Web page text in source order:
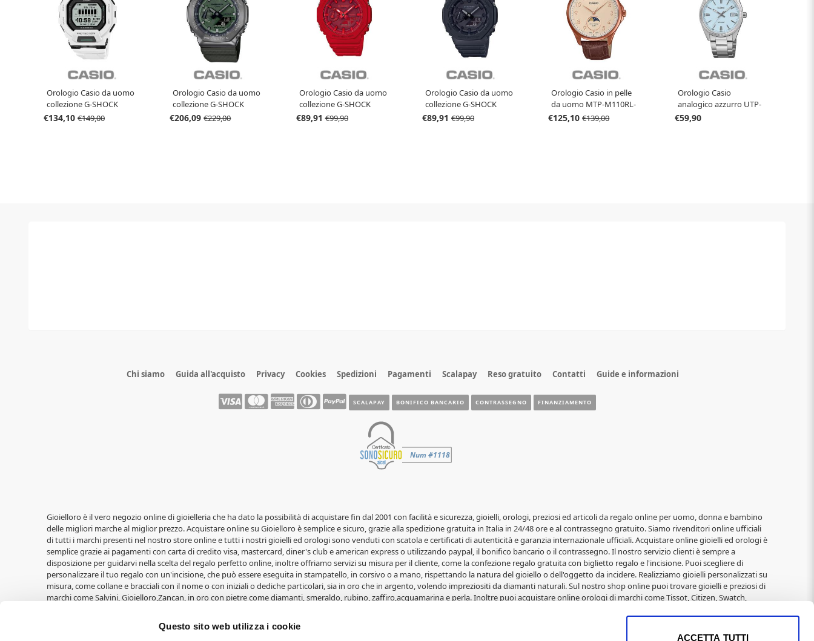
Questo sito web utilizza i cookie
ACCETTA TUTTI
Orologio Casio da uomo
collezione G-SHOCK
GBD-200-7
€134,10 €149,00
Orologio Casio da uomo
collezione G-SHOCK
€206,09€229,00
Orologio Casio da uomo
collezione G-SHOCK
Classic rosso
€89,91€99,90
Orologio Casio da uomo
collezione G-SHOCK
Classic nero
€89,91 €99,90
Orologio Casio in pelle
da uomo MTP-M110RL-
5AV
€125,10€139,00
Orologio Casio
analogico azzurro UTP-
1302PD-2A2
€59,90
Chi siamo Guida all'acquisto Privacy Cookies Spedizioni Pagamenti Scalapay Reso gratuito Contatti Guide e informazioni
SCALAPAY BONIFICO BANCARIO CONTRASSEGNO FINANZIAMENTO
Gioielloro è il vero negozio online di gioielleria che ha dato la possibilità di acquistare fin dal 2001 con facilità e sicurezza, gioielli, orologi, preziosi ed articoli da regalo online per uomo, donna e bambino
delle migliori marche al miglior prezzo. Acquistare online su Gioielloro è semplice e sicuro, grazie alla spedizione gratuita in Italia in 24/48 ore e al contrassegno gratuito. Siamo rivenditori online ufficiali
di tutti i marchi presenti nel nostro store online e tutti i nostri gioielli ed orologi sono venduti con scatola e certificati di autenticità e garanzia internazionale ufficiali. Acquistare online gioielli ed orologi è
semplice grazie ai pagamenti con carta di credito visa, mastercard, diner's club e american express o utilizzando paypal, il bonifico bancario o il contrassegno. Il nostro servizio clienti è sempre a
disposizione per guidarvi nella scelta del regalo perfetto online, inoltre offriamo servizi su misura per il cliente, come la confezione regalo gratuita con biglietto regalo e l'incisione. Puoi scegliere di
personalizzare il tuo regalo con un'incisione, che può essere eseguita in stampatello, in corsivo o a mano, rispettando la natura del gioiello o dell'oggetto da incidere. Realizziamo gioielli personalizzati su
misura, come collane e bracciali con il nome o con iniziali o dediche particolari, sia in oro che in argento, volendo impreziositi da diamanti naturali. Sul nostro shop online puoi trovare gioielli e preziosi di
marchi come Salvini, Gioielloro,Zancan, in oro con pietre come diamanti, smeraldo, rubino, zaffiro,acquamarina e perla. Inoltre puoi acquistare online orologi di marchi come Tissot, Citizen, Swatch,
Cuori Milano. Idee regalo per le nascite di Walt Disney, cornici, portafoto, album e articoli in oro. Svariate medaglie in oro 18 carati con Immagini Sacre, San Francesco, Padre Pio, Madonna Miracolosa,
Croci e tante altre. Ricordatevi di entrare nell'area Outlet troverete grandi affari su orologi e gioielli. Per ogni occasione, Natale per uomo e Natale per donna, San Valentino, Anniversari,